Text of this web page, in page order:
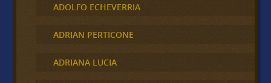
ADOLFO ECHEVERRIA
ADRIAN PERTICONE
ADRIANA LUCIA